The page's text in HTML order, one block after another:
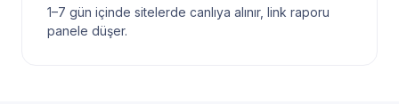
1–7 gün içinde sitelerde canlıya alınır, link raporu
panele düşer.